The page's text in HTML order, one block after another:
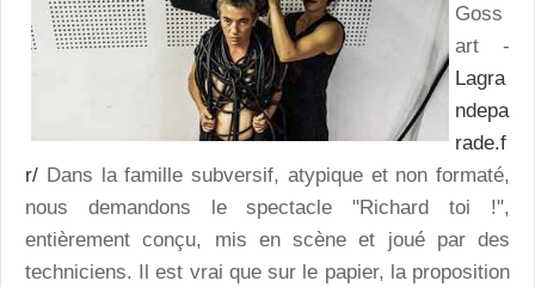
Goss
art -
Lagra
ndepa
rade.f
r/ Dans la famille subversif, atypique et non formaté,
nous demandons le spectacle "Richard toi !",
entièrement conçu, mis en scène et joué par des
techniciens. Il est vrai que sur le papier, la proposition